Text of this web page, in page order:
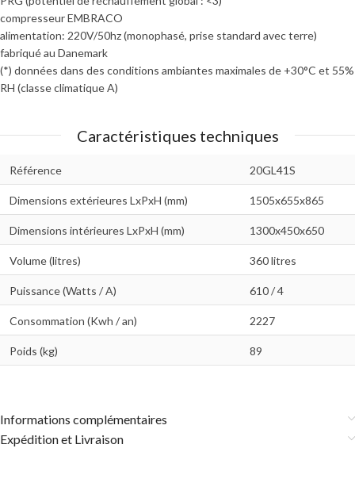
compresseur EMBRACO
alimentation: 220V/50hz (monophasé, prise standard avec terre)
fabriqué au Danemark
​(*) données dans des conditions ambiantes maximales de +30°C et 55%
RH (classe climatique A)
Caractéristiques techniques
Référence 20GL41S
Dimensions extérieures LxPxH (mm) 1505x655x865
Dimensions intérieures LxPxH (mm) 1300x450x650
Volume (litres) 360 litres
Puissance (Watts / A) 610 / 4
Consommation (Kwh / an) 2227
Poids (kg) 89
Informations complémentaires
Expédition et Livraison